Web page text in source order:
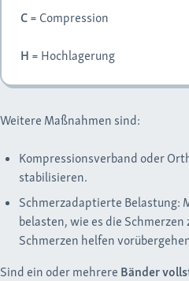
C= Compression
H = Hochlagerung
Weitere Maßnahmen sind:
Kompressionsverband oder
stabilisieren.
Schmerzadaptierte Belastung:
belasten, wie es die Schmerzen
Schmerzen helfen
Sind ein oder mehrere Bänder